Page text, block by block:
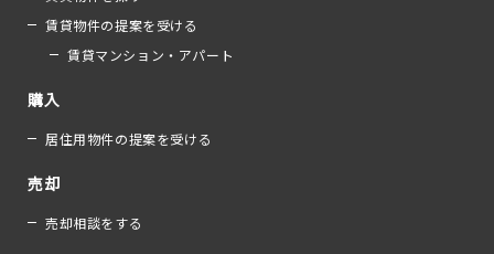
賃貸物件の提案を受ける
賃貸マンション・アパート
購入
居住用物件の提案を受ける
売却
売却相談をする